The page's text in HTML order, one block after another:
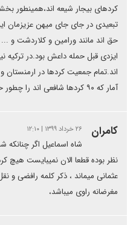
کردهای بیجار شیعه اند،همینطور
تبعیدی در جای جای میهن عزیزمان
اند.تمام جمعیت کردها در ارمنستان
آمار که ۹۰ کردها شافعی اند را چطور حساب کرده اید
كامران ۲۶ خرداد ۱۳۹۹ | ۱۲:۱۰
شاه اسماعیل اگر
نظر بوده قطعا الان نمیبایست هیچ
عثمانی میماند ، ذکر کلمه رافضی و
مغرضانه راوی میباشد،